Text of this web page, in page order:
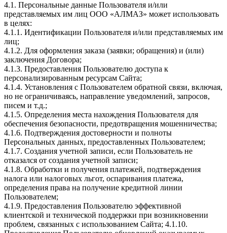
4.1. Персональные данные Пользователя и/или
представляемых им лиц ООО «АЛМАЗ» может использовать
в целях:
4.1.1. Идентификации Пользователя и/или представляемых им
лиц;
4.1.2. Для оформления заказа (заявки; обращения) и (или)
заключения Договора;
4.1.3. Предоставления Пользователю доступа к
персонализированным ресурсам Сайта;
4.1.4. Установления с Пользователем обратной связи, включая,
но не ограничиваясь, направление уведомлений, запросов,
писем и т.д.;
4.1.5. Определения места нахождения Пользователя для
обеспечения безопасности, предотвращения мошенничества;
4.1.6. Подтверждения достоверности и полноты
Персональных данных, предоставленных Пользователем;
4.1.7. Создания учетной записи, если Пользователь не
отказался от создания учетной записи;
4.1.8. Обработки и получения платежей, подтверждения
налога или налоговых льгот, оспаривания платежа,
определения права на получение кредитной линии
Пользователем;
4.1.9. Предоставления Пользователю эффективной
клиентской и технической поддержки при возникновении
проблем, связанных с использованием Сайта; 4.1.10.